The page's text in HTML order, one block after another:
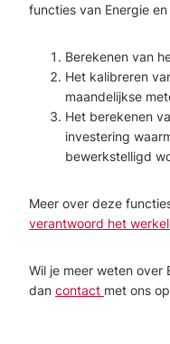
functies van Energie
Berekenen van
Het kalibreren
maandelijkse
Het berekenen
investering
bewerkstelligd
Meer over deze
verantwoord het
Wil je meer weten over
dan contact met ons